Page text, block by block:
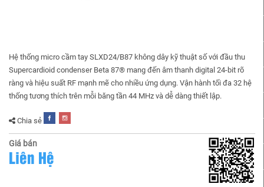
Hệ thống micro cầm tay SLXD24/B87 không dây kỹ thuật số với đầu thu
Supercardioid condenser Beta 87® mang đến âm thanh digital 24-bit rõ
ràng và hiệu suất RF mạnh mẽ cho nhiều ứng dụng. Vận hành tối đa 32 hệ
thống tương thích trên mỗi băng tần 44 MHz và dễ dàng thiết lập.
Chia sẻ
Giá bán
Liên Hệ